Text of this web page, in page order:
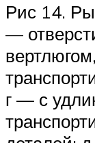
Рис 14.
—
г — с